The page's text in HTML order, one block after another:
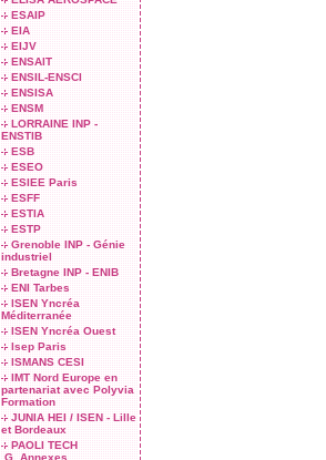
ESAIP
EIA
EIJV
ENSAIT
ENSIL-ENSCI
ENSISA
ENSM
LORRAINE INP -
ENSTIB
ESB
ESEO
ESIEE Paris
ESFF
ESTIA
ESTP
Grenoble INP - Génie
industriel
Bretagne INP - ENIB
ENI Tarbes
ISEN Yncréa
Méditerranée
ISEN Yncréa Ouest
Isep Paris
ISMANS CESI
IMT Nord Europe en
partenariat avec Polyvia
Formation
JUNIA HEI / ISEN - Lille
et Bordeaux
PAOLI TECH
G. Annexes